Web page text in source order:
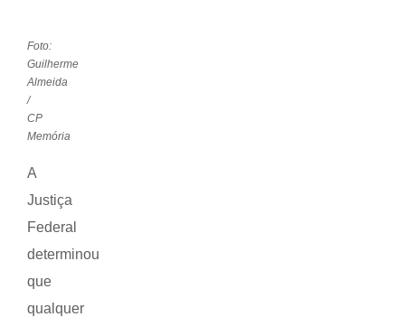
Foto:
Guilherme
Almeida
/
CP
Memória
A
Justiça
Federal
determinou
que
qualquer